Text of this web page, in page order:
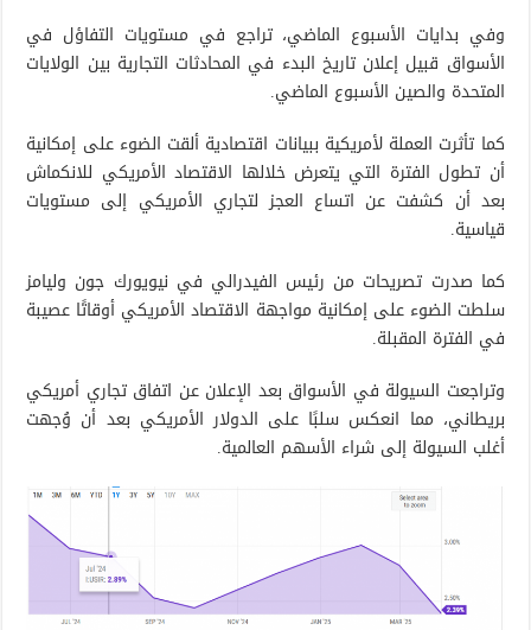
وفي بدايات الأسبوع الماضي، تراجع في مستويات التفاؤل في
الأسواق قبيل إعلان تاريخ البدء في المحادثات التجارية بين الولايات
المتحدة والصين الأسبوع الماضي.
كما تأثرت العملة لأمريكية ببيانات اقتصادية ألقت الضوء على إمكانية
أن تطول الفترة التي يتعرض خلالها الاقتصاد الأمريكي للانكماش
بعد أن كشفت عن اتساع العجز لتجاري الأمريكي إلى مستويات
قياسية.
كما صدرت تصريحات من رئيس الفيدرالي في نيويورك جون وليامز
سلطت الضوء على إمكانية مواجهة الاقتصاد الأمريكي أوقاتًا عصيبة
في الفترة المقبلة.
وتراجعت السيولة في الأسواق بعد الإعلان عن اتفاق تجاري أمريكي
بريطاني، مما انعكس سلبًا على الدولار الأمريكي بعد أن وُجهت
أغلب السيولة إلى شراء الأسهم العالمية.